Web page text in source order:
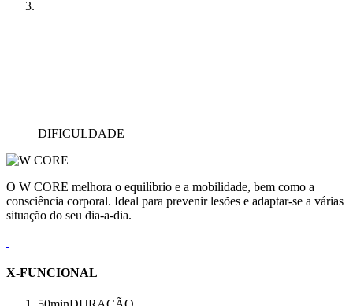
DIFICULDADE
O W CORE melhora o equilíbrio e a mobilidade, bem como a
consciência corporal. Ideal para prevenir lesões e adaptar-se a várias
situação do seu dia-a-dia.
X-FUNCIONAL